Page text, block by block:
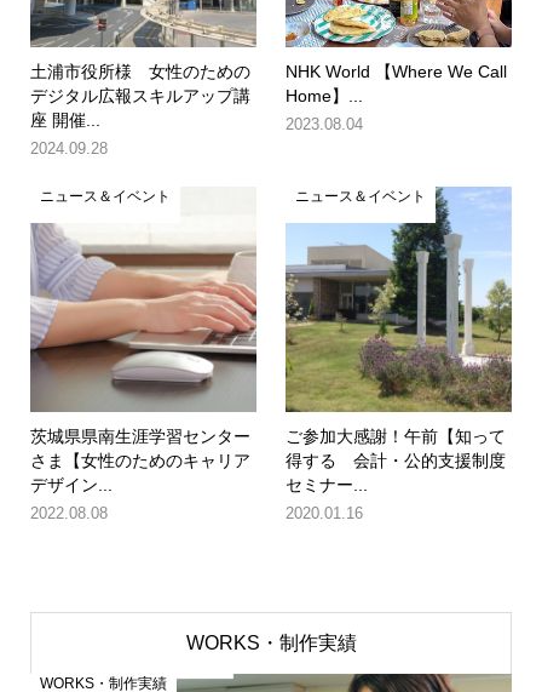
土浦市役所様 女性のための
デジタル広報スキルアップ講
座 開催...
2024.09.28
NHK World 【Where We Call
Home】...
2023.08.04
ニュース＆イベント
茨城県県南生涯学習センター
さま【女性のためのキャリア
デザイン...
2022.08.08
ニュース＆イベント
ご参加大感謝！午前【知って
得する 会計・公的支援制度
セミナー...
2020.01.16
WORKS・制作実績
WORKS・制作実績